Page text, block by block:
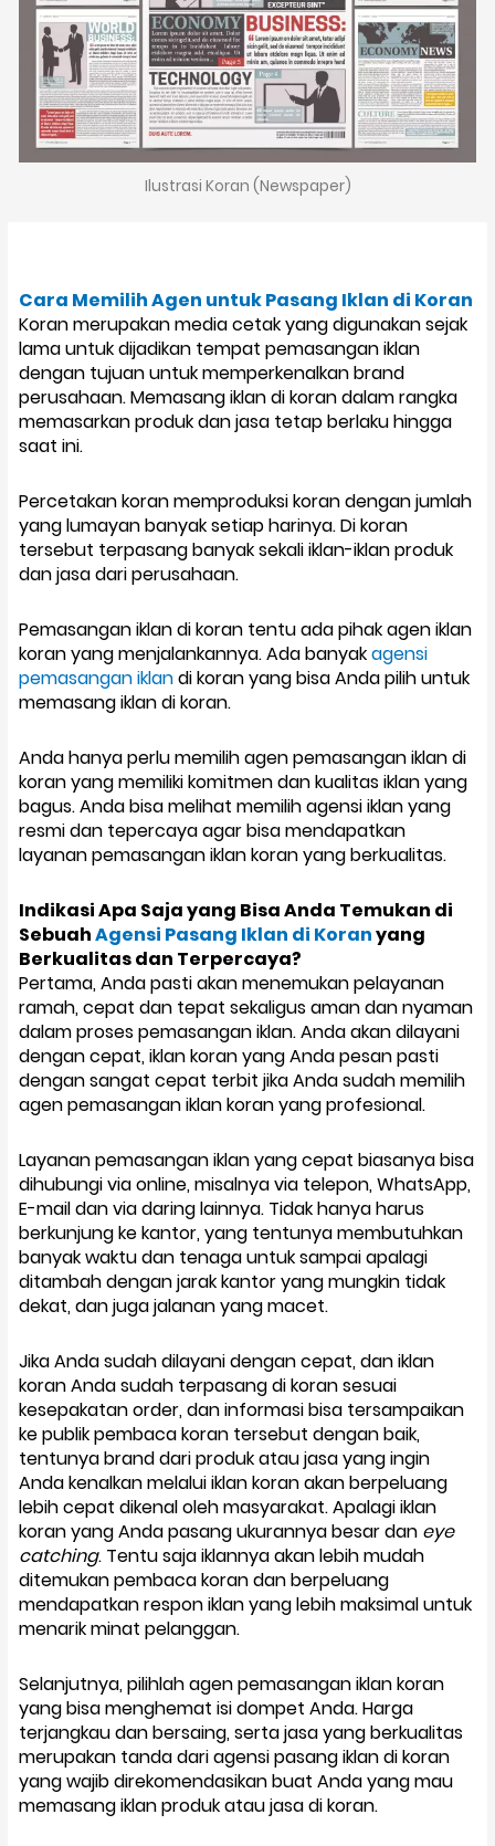
Ilustrasi Koran (Newspaper)
Cara Memilih Agen untuk Pasang Iklan di Koran
Koran merupakan media cetak yang digunakan sejak
lama untuk dijadikan tempat pemasangan iklan
dengan tujuan untuk memperkenalkan brand
perusahaan. Memasang iklan di koran dalam rangka
memasarkan produk dan jasa tetap berlaku hingga
saat ini.
Percetakan koran memproduksi koran dengan jumlah
yang lumayan banyak setiap harinya. Di koran
tersebut terpasang banyak sekali iklan-iklan produk
dan jasa dari perusahaan.
Pemasangan iklan di koran tentu ada pihak agen iklan
koran yang menjalankannya. Ada banyakagensi
pemasangan iklandi koran yang bisa Anda pilih untuk
memasang iklan di koran.
Anda hanya perlu memilih agen pemasangan iklan di
koran yang memiliki komitmen dan kualitas iklan yang
bagus. Anda bisa melihat memilih agensi iklan yang
resmi dan tepercaya agar bisa mendapatkan
layanan pemasangan iklan koran yang berkualitas.
Indikasi Apa Saja yang Bisa Anda Temukan di
SebuahAgensi Pasang Iklan di Koranyang
Berkualitas dan Terpercaya?
Pertama, Anda pasti akan menemukan pelayanan
ramah, cepat dan tepat sekaligus aman dan nyaman
dalam proses pemasangan iklan. Anda akan dilayani
dengan cepat, iklan koran yang Anda pesan pasti
dengan sangat cepat terbit jika Anda sudah memilih
agen pemasangan iklan koran yang profesional.
Layanan pemasangan iklan yang cepat biasanya bisa
dihubungi via online, misalnya via telepon, WhatsApp,
E-mail dan via daring lainnya. Tidak hanya harus
berkunjung ke kantor, yang tentunya membutuhkan
banyak waktu dan tenaga untuk sampai apalagi
ditambah dengan jarak kantor yang mungkin tidak
dekat, dan juga jalanan yang macet.
Jika Anda sudah dilayani dengan cepat, dan iklan
koran Anda sudah terpasang di koran sesuai
kesepakatan order, dan informasi bisa tersampaikan
ke publik pembaca koran tersebut dengan baik,
tentunya brand dari produk atau jasa yang ingin
Anda kenalkan melalui iklan koran akan berpeluang
lebih cepat dikenal oleh masyarakat. Apalagi iklan
koran yang Anda pasang ukurannya besar dan eye
catching. Tentu saja iklannya akan lebih mudah
ditemukan pembaca koran dan berpeluang
mendapatkan respon iklan yang lebih maksimal untuk
menarik minat pelanggan.
Selanjutnya, pilihlah agen pemasangan iklan koran
yang bisa menghemat isi dompet Anda. Harga
terjangkau dan bersaing, serta jasa yang berkualitas
merupakan tanda dari agensi pasang iklan di koran
yang wajib direkomendasikan buat Anda yang mau
memasang iklan produk atau jasa di koran.